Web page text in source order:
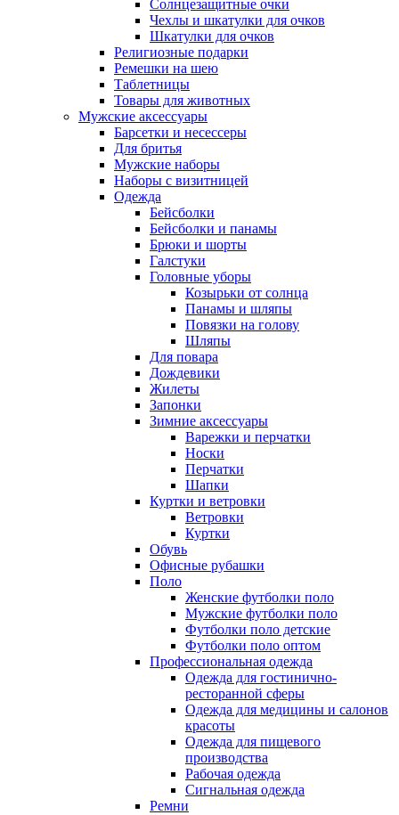
Солнцезащитные очки
Чехлы и шкатулки для очков
Шкатулки для очков
Религиозные подарки
Ремешки на шею
Таблетницы
Товары для животных
Мужские аксессуары
Барсетки и несессеры
Для бритья
Мужские наборы
Наборы с визитницей
Одежда
Бейсболки
Бейсболки и панамы
Брюки и шорты
Галстуки
Головные уборы
Козырьки от солнца
Панамы и шляпы
Повязки на голову
Шляпы
Для повара
Дождевики
Жилеты
Запонки
Зимние аксессуары
Варежки и перчатки
Носки
Перчатки
Шапки
Куртки и ветровки
Ветровки
Куртки
Обувь
Офисные рубашки
Поло
Женские футболки поло
Мужские футболки поло
Футболки поло детские
Футболки поло оптом
Профессиональная одежда
Одежда для гостинично-
ресторанной сферы
Одежда для медицины и салонов
красоты
Одежда для пищевого
производства
Рабочая одежда
Сигнальная одежда
Ремни